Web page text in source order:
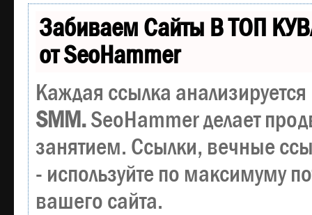
Забиваем Сайты В ТОП
от SeoHammer
Каждая ссылка
SMM.SeoHammer делает
занятием. Ссылки, вечные
- используйте по максимуму
вашего сайта.